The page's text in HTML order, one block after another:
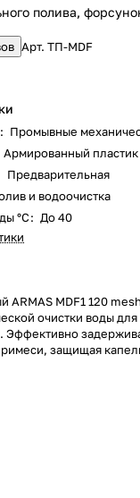
полива,
Арт.ТП-MDF
: Промывные
Армированный пластик
Предварительная
и водоочистка
°С: До 40
ARMAS MDF1 120
очистки воды
Эффективно
защищая